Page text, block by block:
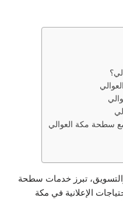
مع سطحة مكة العوالي
تبرز خدمات سطحة
الإعلانية في مكة